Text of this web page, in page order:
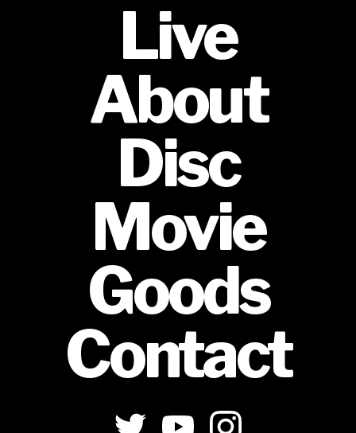
Live
About
Disc
Movie
Goods
Contact